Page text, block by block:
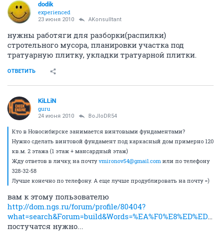
dodik
experienced
23 июня 2010 AKonsulltant
нужны работяги для разборки(распилки)
стротельного мусора, планировки участка под
тратуарную плитку, укладки тратуарной плитки.
ОТВЕТИТЬ
KiLLiN
guru
24 июня 2010 BoJIoDR54
Кто в Новосибирске занимается винтовыми фундаментами?
Нужно сделать винтовой фундамент под каркасный дом примерно 120
кв.м. 2 этажа (1 этаж + мансардный этаж)
Жду ответов в личку, на почту vmironov54@gmail.com или по телефону
328-32-58
Лучше конечно по телефону. А еще лучше продублировать на почту =)
вам к этому пользователю
http://dom.ngs.ru/forum/profile/80404?
what=search&Forum=build&Words=%EA%F0%E8%ED%ED%E5%F0&Match=Or&Searchpage=0&Limit=25&Old=allposts
постучатся нужно...